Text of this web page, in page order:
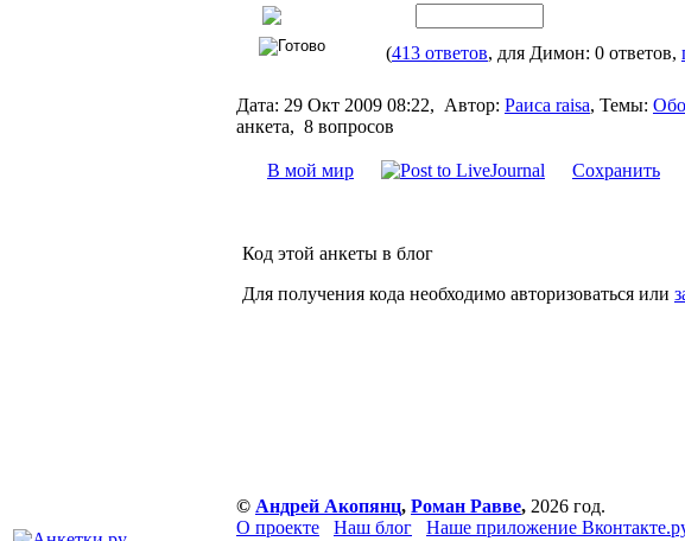
(413 ответов, для Димон: 0 ответов,
Дата: 29 Окт 2009 08:22, Автор: Раиса raisa, Темы:
анкета, 8 вопросов
В мой мир Сохранить
Код этой анкеты в блог
Для получения кода необходимо авторизоваться или
© Андрей Акопянц, Роман Равве, 2026 год.
О проекте
Наш блог Наше приложение